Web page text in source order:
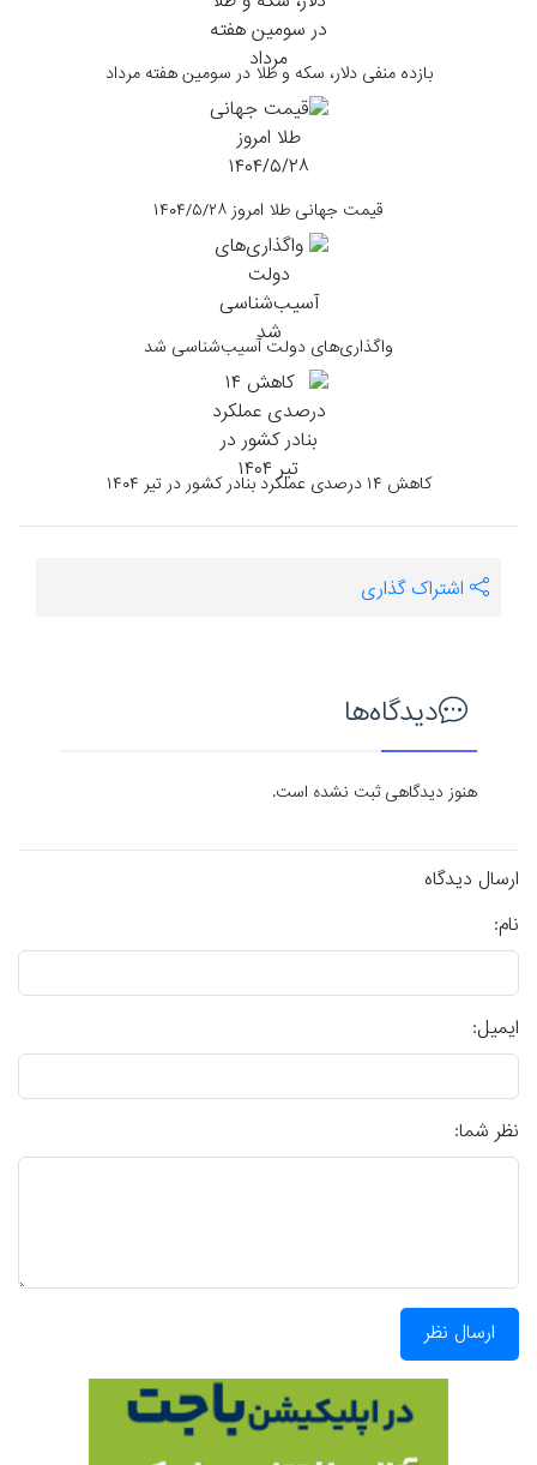
بازده منفی دلار، سکه و طلا در سومین هفته مرداد
قیمت جهانی طلا امروز ۱۴۰۴/۵/۲۸
واگذاری‌های دولت آسیب‌شناسی شد
کاهش ۱۴ درصدی عملکرد بنادر کشور در تیر ۱۴۰۴
اشتراک گذاری
دیدگاه‌ها
هنوز دیدگاهی ثبت نشده است.
ارسال دیدگاه
نام:
ایمیل:
نظر شما:
ارسال نظر